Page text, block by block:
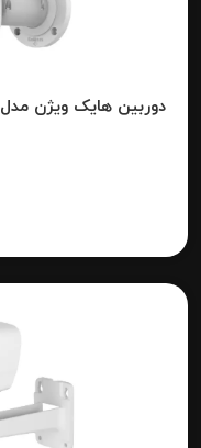
دوربین هایک ویژن مدل DS-2CD2687G2HT-LIZS